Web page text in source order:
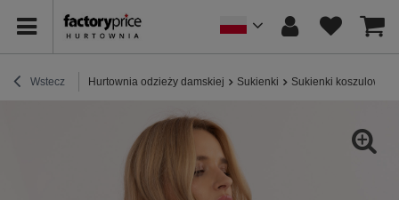
Wstecz Hurtownia odzieży damskiej Sukienki Sukienki koszulowe